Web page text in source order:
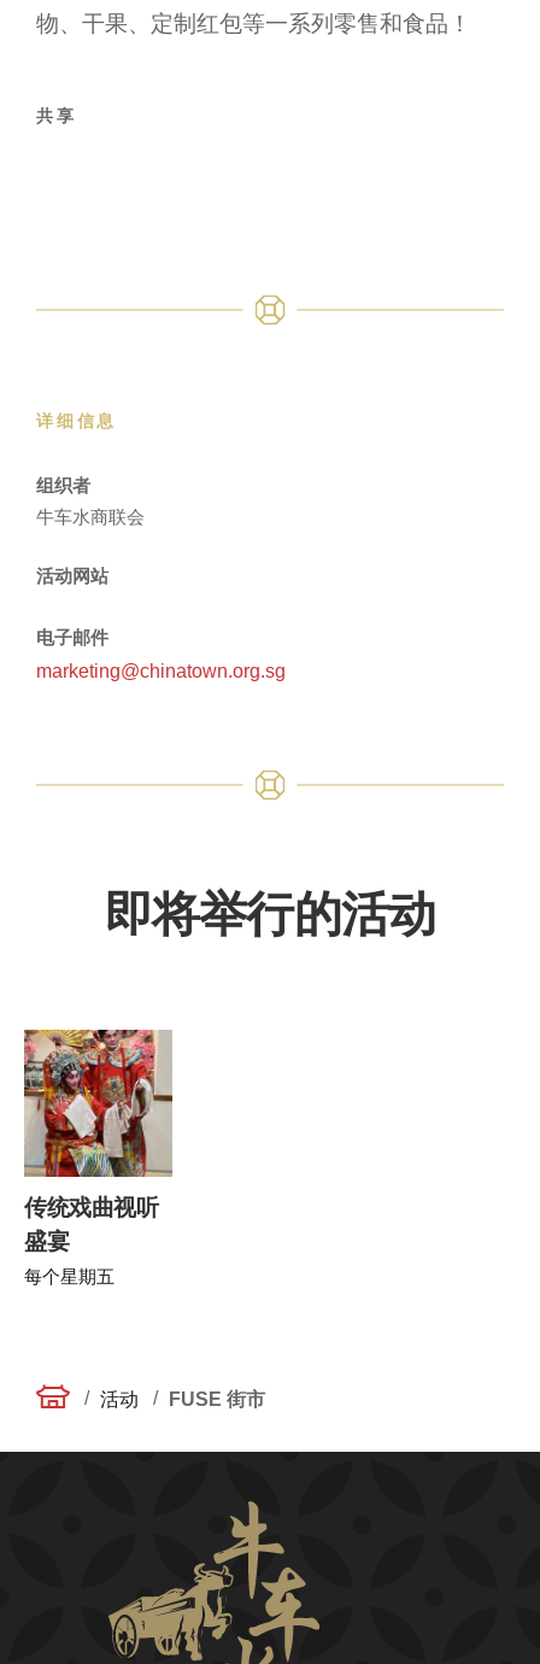
物、干果、定制红包等一系列零售和食品！
共享
详细信息
组织者
牛车水商联会
活动网站
电子邮件
marketing@chinatown.org.sg
即将举行的活动
传统戏曲视听
盛宴
每个星期五
/ 活动 / FUSE 街市